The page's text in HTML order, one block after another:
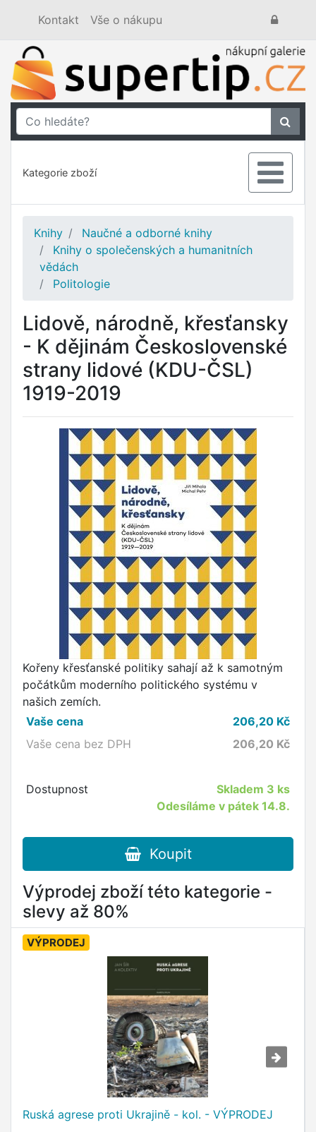
Kontakt Vše o nákupu
Kategorie zboží
Knihy
Naučné a odborné knihy
Knihy o společenských a humanitních
vědách
Politologie
Lidově, národně, křesťansky
- K dějinám Československé
strany lidové (KDU-ČSL)
1919-2019
Kořeny křesťanské politiky sahají až k samotným
počátkům moderního politického systému v
našich zemích.
Vaše cena
206,20 Kč
Vaše cena bez DPH
206,20 Kč
Dostupnost Skladem 3 ks
Odesíláme v pátek 14.8.
Koupit
Výprodej zboží této kategorie -
slevy až 80%
VÝPRODEJ
Ruská agrese proti Ukrajině - kol. - VÝPRODEJ